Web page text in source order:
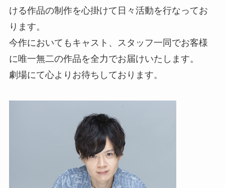
ける作品の制作を心掛けて日々活動を行なってお
ります。
今作においてもキャスト、スタッフ一同でお客様
に唯一無二の作品を全力でお届けいたします。
劇場にて心よりお待ちしております。